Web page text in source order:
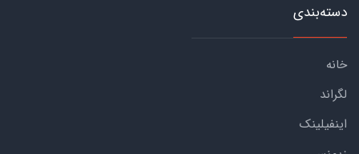
دسته‌بندی
خانه
لگراند
اینفیلینک